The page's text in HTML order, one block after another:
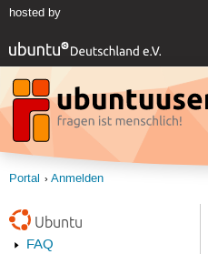
hosted by
Portal Anmelden
Ubuntu
FAQ